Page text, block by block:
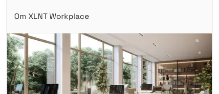
Om XLNT Workplace